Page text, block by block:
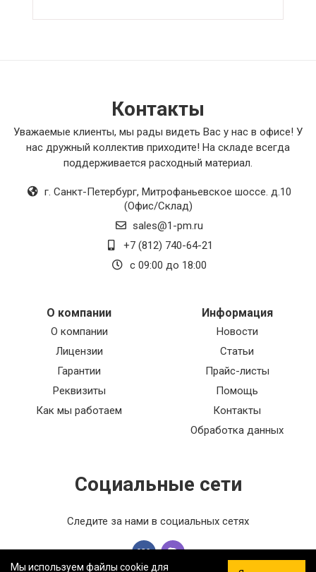
Контакты
Уважаемые клиенты, мы рады видеть Вас у нас в офисе! У
нас дружный коллектив приходите! На складе всегда
поддерживается расходный материал.
г. Санкт-Петербург, Митрофаньевское шоссе. д.10
(Офис/Склад)
sales@1-pm.ru
+7 (812) 740-64-21
с 09:00 до 18:00
О компании
О компании
Лицензии
Гарантии
Реквизиты
Как мы работаем
Информация
Новости
Статьи
Прайс-листы
Помощь
Контакты
Обработка данных
Социальные сети
Следите за нами в социальных сетях
Мы используем файлы cookie для